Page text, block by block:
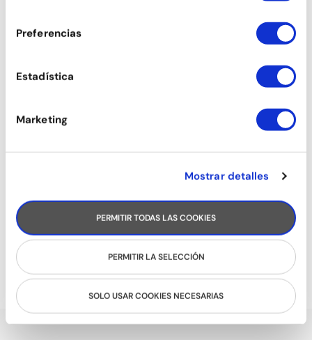
Preferencias
Estadística
Marketing
Mostrar detalles
PERMITIR TODAS LAS COOKIES
PERMITIR LA SELECCIÓN
SOLO USAR COOKIES NECESARIAS